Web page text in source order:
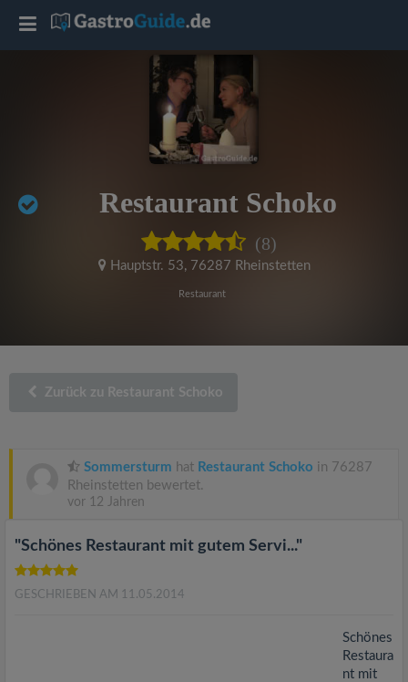
Restaurant Schoko
(8)
Hauptstr. 53, 76287 Rheinstetten
Restaurant
Zurück zu Restaurant Schoko
Sommersturm hat Restaurant Schoko in 76287
Rheinstetten bewertet.
vor 12 Jahren
"Schönes Restaurant mit gutem Servi..."
GESCHRIEBEN AM 11.05.2014
Schönes
Restaura
nt mit
T
a
t